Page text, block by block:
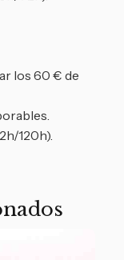
los 60 € de
120h).